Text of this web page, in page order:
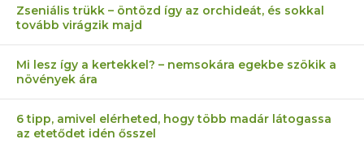
Zseniális trükk – öntözd így az orchideát, és sokkal
tovább virágzik majd
Mi lesz így a kertekkel? – nemsokára egekbe szökik a
növények ára
6 tipp, amivel elérheted, hogy több madár látogassa
az etetődet idén ősszel